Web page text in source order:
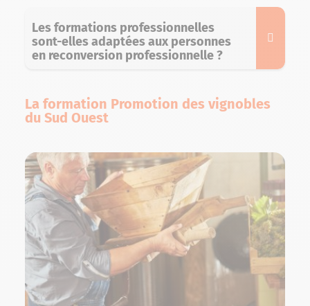
Les formations professionnelles
sont-elles adaptées aux personnes
en reconversion professionnelle ?
La formation Promotion des vignobles
du Sud Ouest